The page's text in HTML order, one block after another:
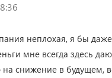
неплохая, я бы даже
мне всегда здесь
снижение в будущем,